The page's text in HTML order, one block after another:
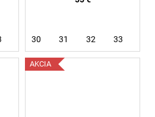
30 31 32 33
AKCIA